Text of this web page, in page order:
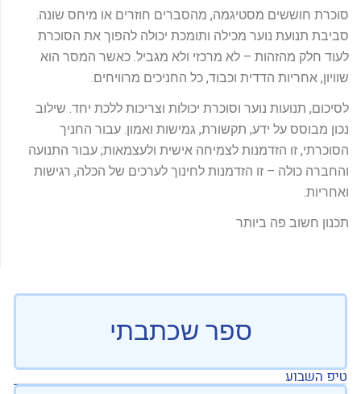
סוכרת חוששים מסטיגמה, מהסברים חוזרים או מיחס שונה.
סביבת תנועת נוער מכילה ותומכת יכולה להפוך את הסוכרת
לעוד חלק מהזהות – לא מרכזי ולא מגביל. כאשר המסר הוא
שוויון, אחריות הדדית וכבוד, כל החניכים מרוויחים.
לסיכום, תנועות נוער וסוכרת יכולות וצריכות ללכת יחד. שילוב
נכון מבוסס על ידע, תקשורת, גמישות ואמון. עבור החניך
הסוכרתי, זו הזדמנות לצמיחה אישית ולעצמאות; עבור התנועה
והחברה כולה – זו הזדמנות לחינוך לערכים של הכלה, רגישות
ואחריות.
תכנון חשוב פה ביותר
ספר שכתבתי
טיפ השבוע